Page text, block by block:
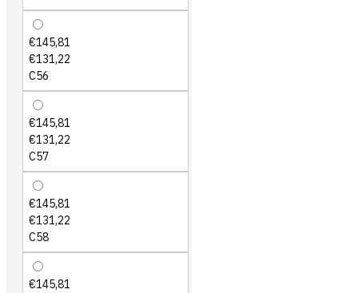
€145,81
€131,22
C56
€145,81
€131,22
C57
€145,81
€131,22
C58
€145,81